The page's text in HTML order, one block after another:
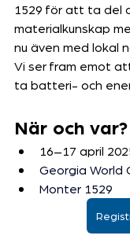
1529 för att ta del
materialkunskap
nu även med lokal
Vi ser fram emot
ta batteri- och
När och var?
16–17 april
Georgia World
Monter 1529